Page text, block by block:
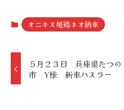
オニキス姫路ネオ納車
５月２３日 兵庫県たつの
市 Y様 新車ハスラー